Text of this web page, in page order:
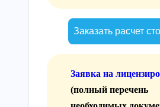
Заказать расчет
Заявка на
(полный перечень